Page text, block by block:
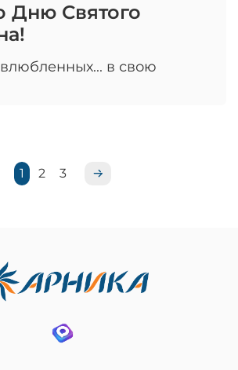
Дню Святого
в свою
1 2 3